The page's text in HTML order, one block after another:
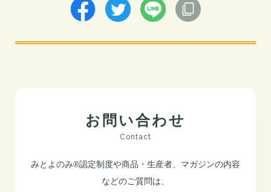
お問い合わせ
Contact
みとよのみ®認定制度や商品・生産者、マガジンの内容
などのご質問は、